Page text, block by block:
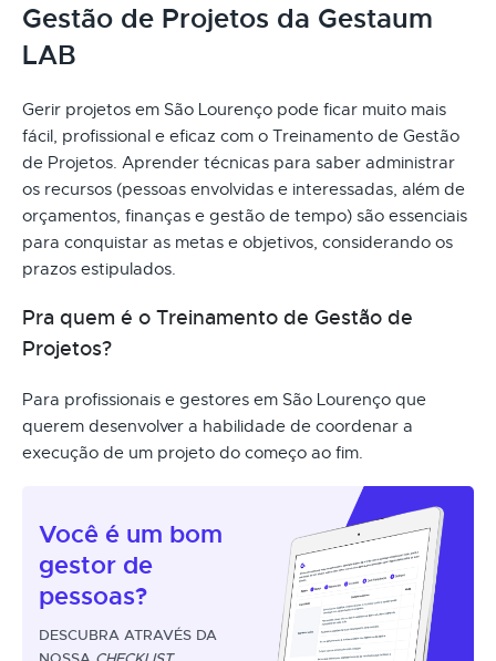
Gestão de Projetos da Gestaum
LAB
Gerir projetos em São Lourenço pode ficar muito mais
fácil, profissional e eficaz com o Treinamento de Gestão
de Projetos. Aprender técnicas para saber administrar
os recursos (pessoas envolvidas e interessadas, além de
orçamentos, finanças e gestão de tempo) são essenciais
para conquistar as metas e objetivos, considerando os
prazos estipulados.
Pra quem é o Treinamento de Gestão de
Projetos?
Para profissionais e gestores em São Lourenço que
querem desenvolver a habilidade de coordenar a
execução de um projeto do começo ao fim.
Você é um bom
gestor de
pessoas?
DESCUBRA ATRAVÉS DA